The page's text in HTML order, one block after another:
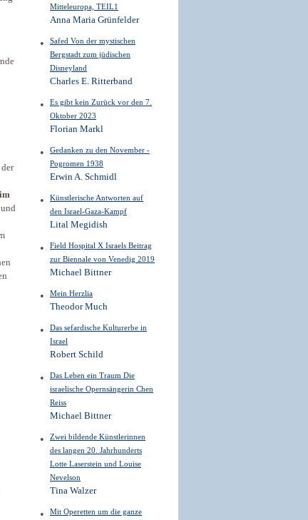
Mitteleuropa, TEIL1
Anna Maria Grünfelder
Safed Von der mystischen
Bergstadt zum jüdischen
Disneyland
Charles E. Ritterband
Es gibt kein Zurück vor den 7.
Oktober 2023
Florian Markl
Gedanken zu den November -
Pogromen 1938
Erwin A. Schmidl
Künstlerische Antworten auf
den Israel-Gaza-Kampf
Lital Megidish
Field Hospital X Israels Beitrag
zur Biennale von Venedig 2019
Michael Bittner
Mein Herzlia
Theodor Much
Das sefardische Kulturerbe in
Israel
Robert Schild
Das Leben ein Traum Die
israelische Opernsängerin Chen
Reiss
Michael Bittner
Zwei bildende Künstlerinnen
des langen 20. Jahrhunderts
Lotte Laserstein und Louise
Nevelson
Tina Walzer
Mit Operetten um die ganze